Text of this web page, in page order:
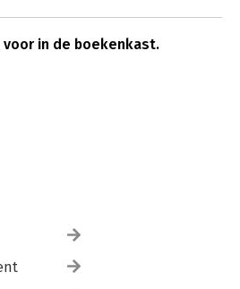
in de boekenkast.